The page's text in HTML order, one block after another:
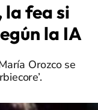
la fea si
la IA
Orozco se